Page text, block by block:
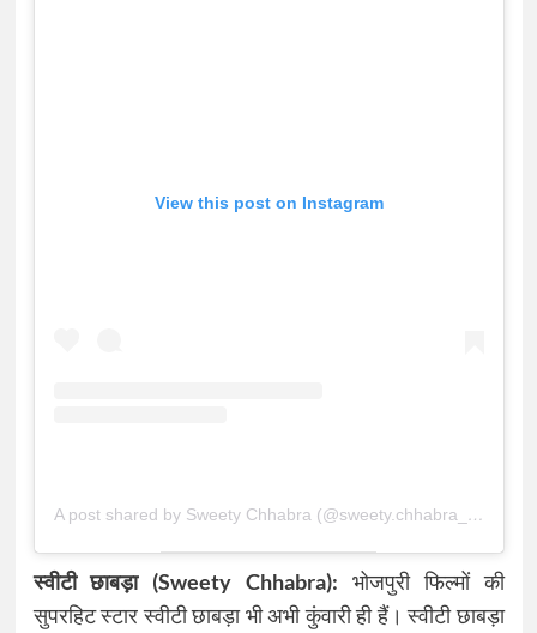
View this post on Instagram
A post shared by Sweety Chhabra (@sweety.chhabra_21)
स्वीटी छाबड़ा (Sweety Chhabra): भोजपुरी फिल्मों की
सुपरहिट स्टार स्वीटी छाबड़ा भी अभी कुंवारी ही हैं। स्वीटी छाबड़ा